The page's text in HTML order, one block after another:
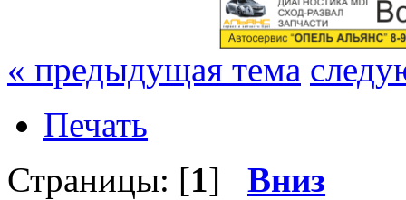
« предыдущая тема
Печать
Страницы: [1] Вниз